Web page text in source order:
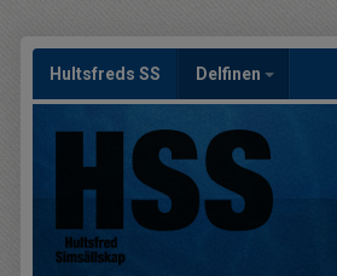
Hultsfreds SS Delfinen